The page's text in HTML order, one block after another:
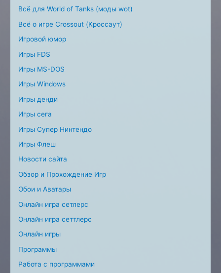
Всё для World of Tanks (моды wot)
Всё о игре Crossout (Кроссаут)
Игровой юмор
Игры FDS
Игры MS-DOS
Игры Windows
Игры денди
Игры сега
Игры Супер Нинтендо
Игры Флеш
Новости сайта
Обзор и Прохождение Игр
Обои и Аватары
Онлайн игра сетлерс
Онлайн игра сеттлерс
Онлайн игры
Программы
Работа с программами